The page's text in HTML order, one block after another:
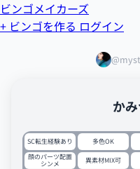
ビンゴメイカーズ
+ ビンゴを作る ログイン
か
SC転生経験あり 多色OK
顔のパーツ配置
シンメ 異素材MIX可